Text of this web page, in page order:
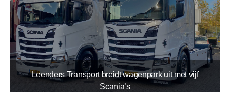
Leenders Transport breidt wagenpark uit met vijf
Scania’s